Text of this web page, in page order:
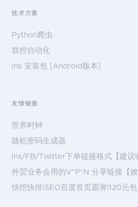
技术方案
Python爬虫
群控自动化
ins 安装包 [Android版本]
友情链接
世界时钟
随机密码生成器
Ins/FB/Twitter下单链接格式【建议
外贸业务会用的V*P*N 分享链接【效
快挖快排|SEO百度首页霸屏|120元包